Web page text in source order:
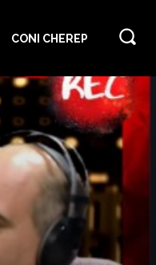
CONI CHEREP